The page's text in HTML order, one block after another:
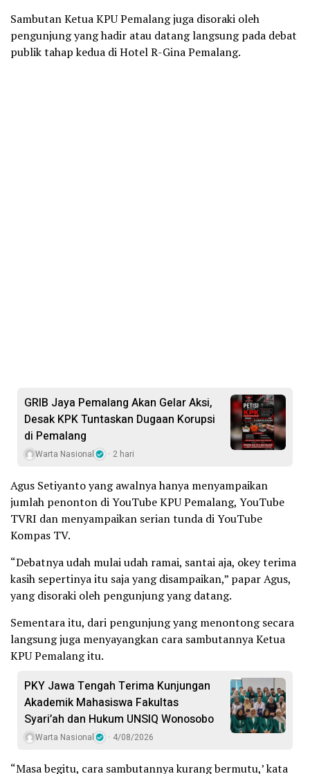
Sambutan Ketua KPU Pemalang juga disoraki oleh
pengunjung yang hadir atau datang langsung pada debat
publik tahap kedua di Hotel R-Gina Pemalang.
GRIB Jaya Pemalang Akan Gelar Aksi,
Desak KPK Tuntaskan Dugaan Korupsi
di Pemalang
Warta Nasional 2 hari
Agus Setiyanto yang awalnya hanya menyampaikan
jumlah penonton di YouTube KPU Pemalang, YouTube
TVRI dan menyampaikan serian tunda di YouTube
Kompas TV.
“Debatnya udah mulai udah ramai, santai aja, okey terima
kasih sepertinya itu saja yang disampaikan,” papar Agus,
yang disoraki oleh pengunjung yang datang.
Sementara itu, dari pengunjung yang menontong secara
langsung juga menyayangkan cara sambutannya Ketua
KPU Pemalang itu.
PKY Jawa Tengah Terima Kunjungan
Akademik Mahasiswa Fakultas
Syari’ah dan Hukum UNSIQ Wonosobo
Warta Nasional 4/08/2026
“Masa begitu, cara sambutannya kurang bermutu,’ kata